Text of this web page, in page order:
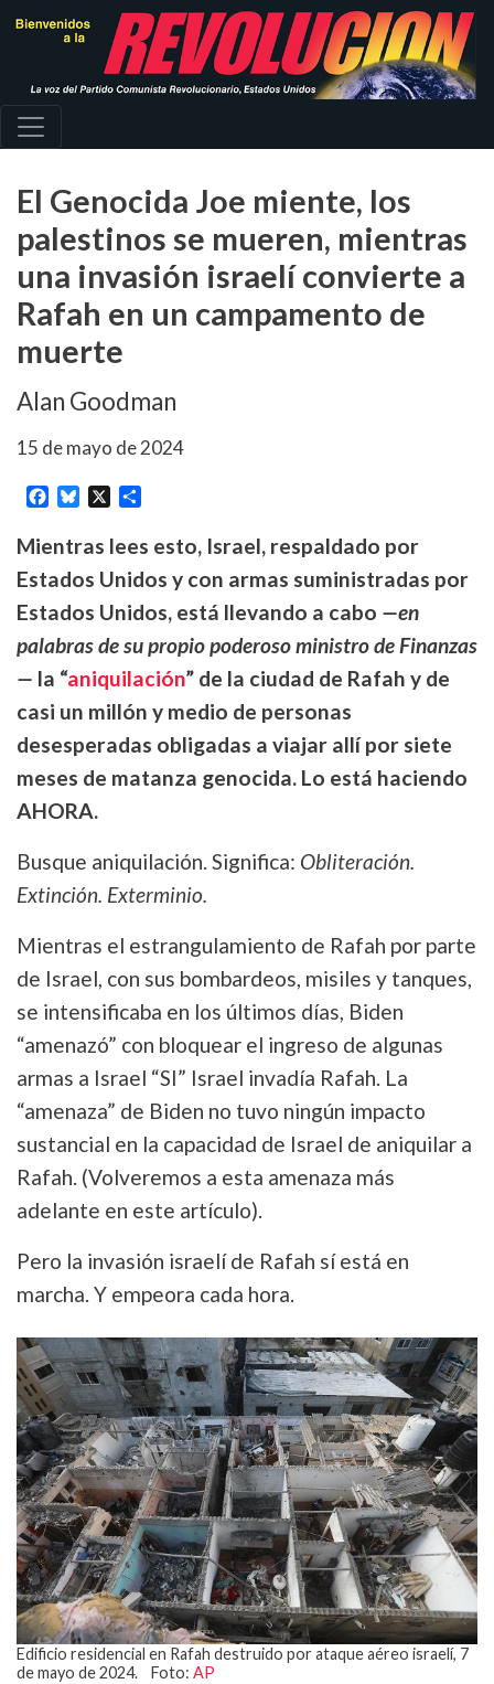
principal
El Genocida Joe miente, los
palestinos se mueren, mientras
una invasión israelí convierte a
Rafah en un campamento de
muerte
Alan Goodman
15 de mayo de 2024
Facebook
Bluesky
X
Mientras lees esto, Israel, respaldado por
Estados Unidos y con armas suministradas por
Estados Unidos, está llevando a cabo —en
palabras de su propio poderoso ministro de Finanzas
— la “aniquilación” de la ciudad de Rafah y de
casi un millón y medio de personas
desesperadas obligadas a viajar allí por siete
meses de matanza genocida. Lo está haciendo
AHORA.
Busque aniquilación. Significa: Obliteración.
Extinción. Exterminio.
Mientras el estrangulamiento de Rafah por parte
de Israel, con sus bombardeos, misiles y tanques,
se intensificaba en los últimos días, Biden
“amenazó” con bloquear el ingreso de algunas
armas a Israel “SI” Israel invadía Rafah. La
“amenaza” de Biden no tuvo ningún impacto
sustancial en la capacidad de Israel de aniquilar a
Rafah. (Volveremos a esta amenaza más
adelante en este artículo).
Pero la invasión israelí de Rafah sí está en
marcha. Y empeora cada hora.
Edificio residencial en Rafah destruido por ataque aéreo israelí, 7
de mayo de 2024. Foto: AP